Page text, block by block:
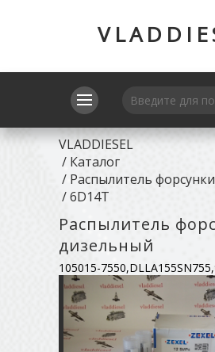
VLADDIESEL
/ Каталог
/ Распылитель
/6D14T
Распылитель
дизельный